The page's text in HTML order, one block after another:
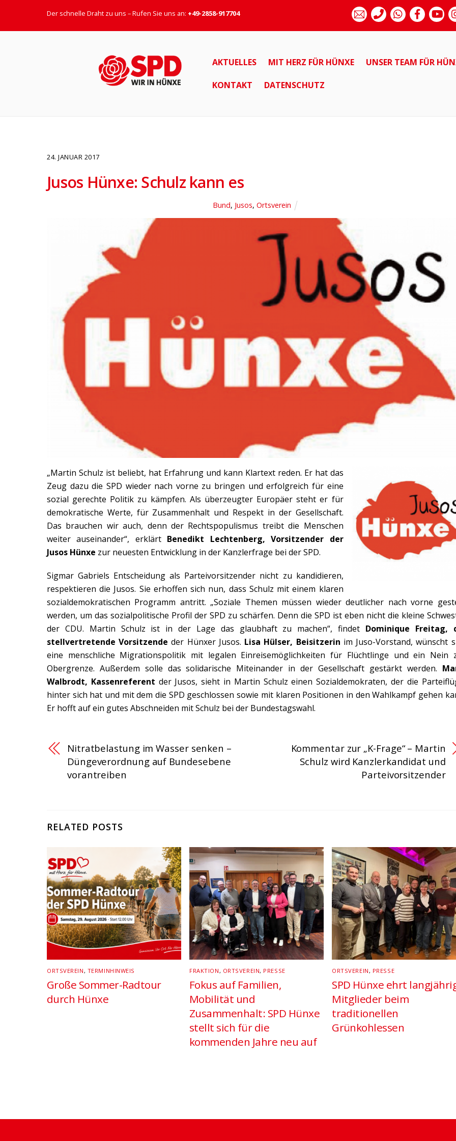
Der schnelle Draht zu uns – Rufen Sie uns an: +49-2858-917704
AKTUELLES MIT HERZ FÜR HÜNXE UNSER TEAM FÜR
KONTAKT DATENSCHUTZ
24. JANUAR 2017
Jusos Hünxe: Schulz kann es
Bund, Jusos,Ortsverein
„Martin Schulz ist beliebt, hat Erfahrung und kann Klartext reden. Er hat das
Zeug dazu die SPD wieder nach vorne zu bringen und erfolgreich für eine
sozial gerechte Politik zu kämpfen. Als überzeugter Europäer steht er für
demokratische Werte, für Zusammenhalt und Respekt in der Gesellschaft.
Das brauchen wir auch, denn der Rechtspopulismus treibt die Menschen
weiter auseinander“, erklärt Benedikt Lechtenberg, Vorsitzender der
Jusos Hünxe zur neuesten Entwicklung in der Kanzlerfrage bei der SPD.
Sigmar Gabriels Entscheidung als Parteivorsitzender nicht zu kandidieren,
respektieren die Jusos. Sie erhoffen sich nun, dass Schulz mit einem klaren
sozialdemokratischen Programm antritt. „Soziale Themen müssen wieder deutlicher nach vorne
werden, um das sozialpolitische Profil der SPD zu schärfen. Denn die SPD ist eben nicht die kleine
der CDU. Martin Schulz ist in der Lage das glaubhaft zu machen“, findet Dominique Freitag,
stellvertretende Vorsitzende der Hünxer Jusos. Lisa Hülser, Beisitzerin im Juso-Vorstand, wünscht
eine menschliche Migrationspolitik mit legalen Einreisemöglichkeiten für Flüchtlinge und ein Nein
Obergrenze. Außerdem solle das solidarische Miteinander in der Gesellschaft gestärkt werden.
Walbrodt, Kassenreferent der Jusos, sieht in Martin Schulz einen Sozialdemokraten, der die
hinter sich hat und mit dem die SPD geschlossen sowie mit klaren Positionen in den Wahlkampf gehen
Er hofft auf ein gutes Abschneiden mit Schulz bei der Bundestagswahl.
Nitratbelastung im Wasser senken –
Düngeverordnung auf Bundesebene
vorantreiben
Kommentar zur „K-Frage“ – Martin
Schulz wird Kanzlerkandidat und
Parteivorsitzender
RELATED POSTS
ORTSVEREIN , TERMINHINWEIS
Große Sommer-Radtour
durch Hünxe
FRAKTION , ORTSVEREIN, PRESSE
Fokus auf Familien,
Mobilität und
Zusammenhalt: SPD Hünxe
stellt sich für die
kommenden Jahre neu auf
ORTSVEREIN , PRESSE
SPD Hünxe ehrt
Mitglieder beim
traditionellen
Grünkohlessen